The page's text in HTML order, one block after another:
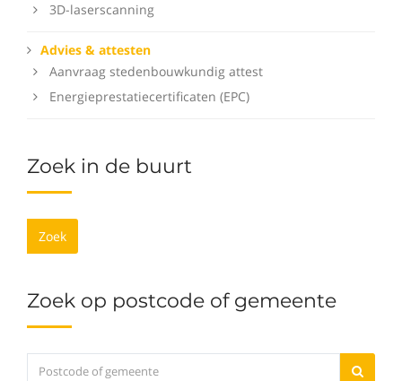
3D-laserscanning
Advies & attesten
Aanvraag stedenbouwkundig attest
Energieprestatiecertificaten (EPC)
Zoek in de buurt
Zoek
Zoek op postcode of gemeente